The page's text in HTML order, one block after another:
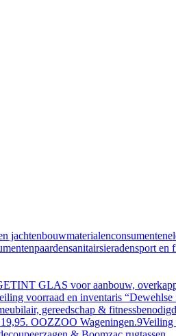
jachtenbouwmaterialen
paardensanitairsieradensport en
GLAS voor aanbouw,
voorraad en inventaris
gereedschap &
OOZZOO Wageningen.9Veiling